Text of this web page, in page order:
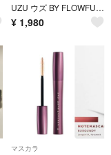
UZU ウズ BY FLOWFUSHI MOTE MASCARA VOL.6
¥ 1,980
マスカラ